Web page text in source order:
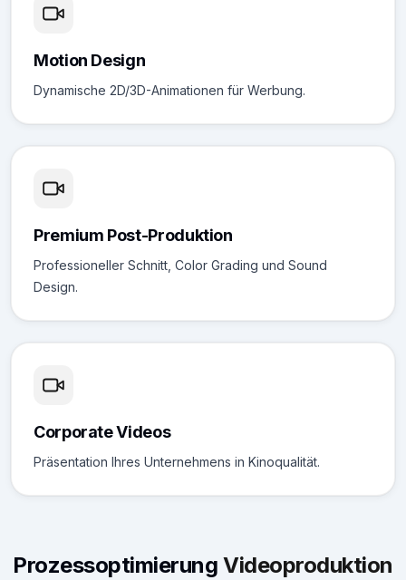
Motion Design
Dynamische 2D/3D-Animationen für Werbung.
Premium Post-Produktion
Professioneller Schnitt, Color Grading und Sound
Design.
Corporate Videos
Präsentation Ihres Unternehmens in Kinoqualität.
ProzessoptimierungVideoproduktion